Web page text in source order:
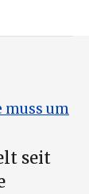
muss um
seit